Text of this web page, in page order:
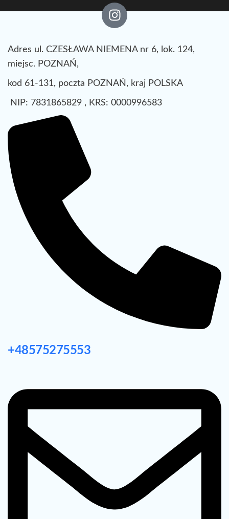
Adres ul. CZESŁAWA NIEMENA nr 6, lok. 124,
miejsc. POZNAŃ,
kod 61-131, poczta POZNAŃ, kraj POLSKA
NIP: 7831865829 , KRS: 0000996583
+48575275553